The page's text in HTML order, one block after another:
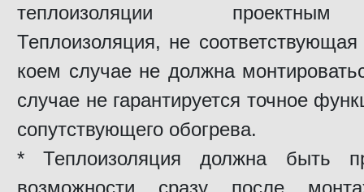
теплоизоляции
Теплоизоляция, не соответствующая
коем случае не должна
случае не гарантируется точное
сопутствующего обогрева.
* Теплоизоляция должна быть
возможности сразу после